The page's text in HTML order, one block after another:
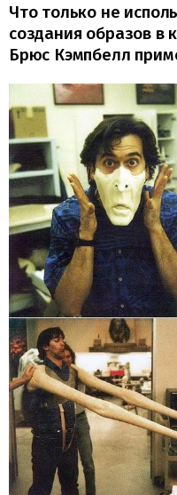
Что только не
создания образов в
Брюс Кэмпбелл